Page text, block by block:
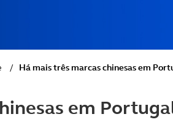
/ Há mais três marcas chinesas em
em